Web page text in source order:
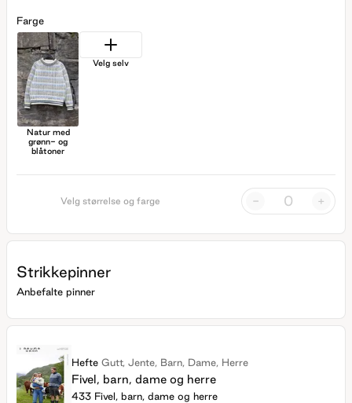
Farge
Natur med
grønn- og
blåtoner
Velg selv
Velg størrelse og farge - +
Strikkepinner
Anbefalte pinner
Hefte Gutt, Jente, Barn, Dame, Herre
Fivel, barn, dame og herre
433 Fivel, barn, dame og herre